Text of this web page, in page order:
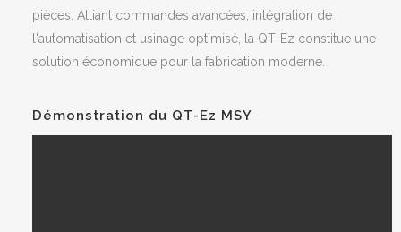
pièces. Alliant commandes avancées, intégration de
l'automatisation et usinage optimisé, la QT-Ez constitue une
solution économique pour la fabrication moderne.
Démonstration du QT-Ez MSY